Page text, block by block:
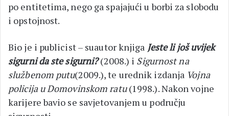
po entitetima, nego ga spajajući u borbi za slobodu
i opstojnost.
Bio je i publicist – suautor knjiga Jeste li još uvijek
sigurni da ste sigurni?(2008.) i Sigurnost na
službenom putu(2009.), te urednik izdanja Vojna
policija u Domovinskom ratu(1998.). Nakon vojne
karijere bavio se savjetovanjem u području